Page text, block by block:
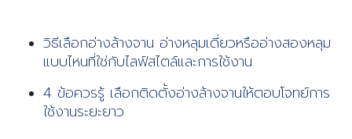
วิธีเลือกอ่างล้างจาน อ่างหลุมเดี่ยวหรืออ่างสองหลุม
แบบไหนที่ใช่กับไลฟ์สไตล์และการใช้งาน
4 ข้อควรรู้ เลือกติดตั้งอ่างล้างจานให้ตอบโจทย์การ
ใช้งานระยะยาว